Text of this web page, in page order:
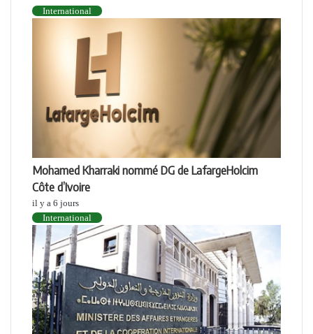
International
Mohamed Kharraki nommé DG de LafargeHolcim
Côte d’Ivoire
il y a 6 jours
International